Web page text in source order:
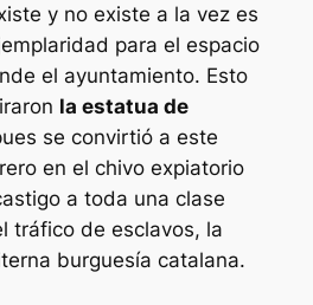
y no existe a la vez es
para el espacio
el ayuntamiento. Esto
la estatua de
se convirtió a este
en el chivo expiatorio
a toda una clase
tráfico de esclavos, la
burguesía catalana.